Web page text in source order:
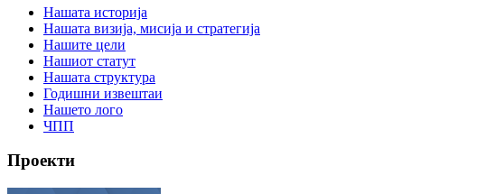
Нашата историја
Нашата визија, мисија и стратегија
Нашите цели
Нашиот статут
Нашата структура
Годишни извештаи
Нашето лого
ЧПП
Проекти